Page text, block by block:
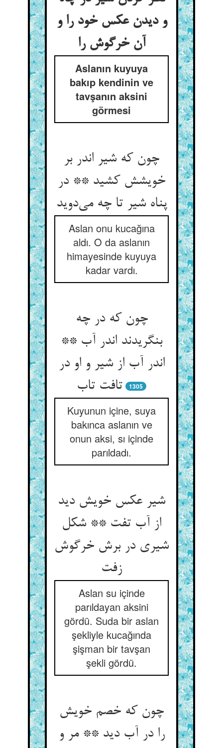
و دیدن عکس خود را و
آن خرگوش را
Aslanın kuyuya
bakıp kendinin ve
tavşanın aksini
görmesi
چون که شیر اندر بر
خویشش کشید ** در
پناه شیر تا چه می‌‌دوید
Aslan onu kucağına
aldı. O da aslanın
himayesinde kuyuya
kadar vardı.
چون که در چه
بنگریدند اندر آب **
اندر آب از شیر و او در
1305
Kuyunun içine, suya
bakınca aslanın ve
onun aksi, sı içinde
parıldadı.
شیر عکس خویش دید
از آب تفت ** شکل
شیری در برش خرگوش
Aslan su içinde
parıldayan aksini
gördü. Suda bir aslan
şekliyle kucağında
şişman bir tavşan
şekli gördü.
چون که خصم خویش
را در آب دید ** مر و